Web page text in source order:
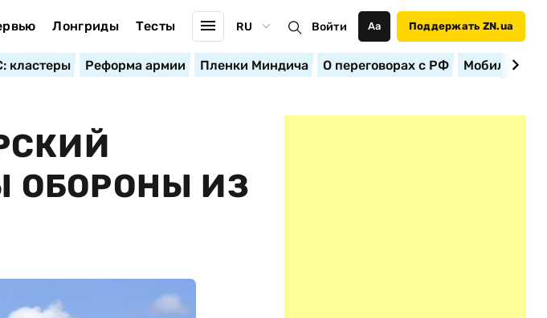
Лонгриды Тесты RU Войти Аа Поддержать ZN.ua
кластеры Реформа армии Пленки Миндича О переговорах с РФ
ОБОРОНЫ ИЗ